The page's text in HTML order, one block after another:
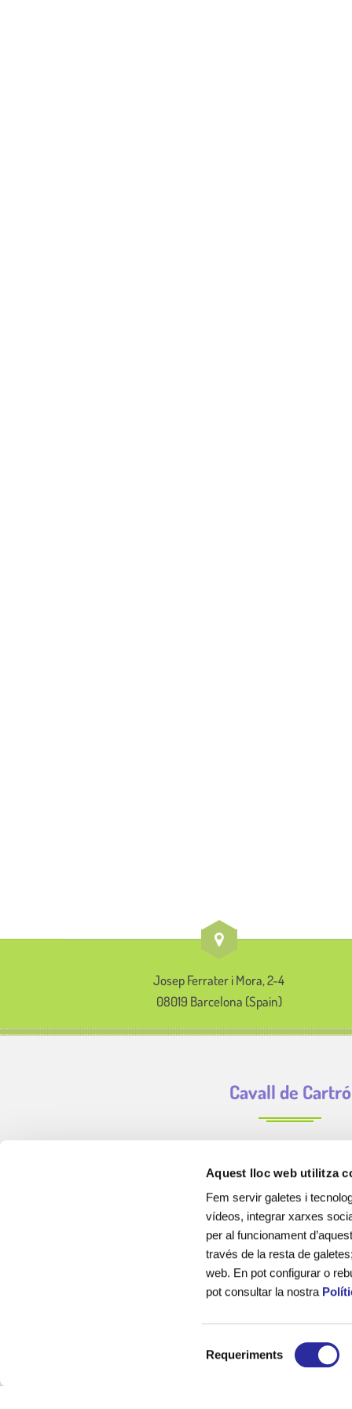
Aquest lloc web utilitza
Fem servir galetes i
vídeos, integrar xarxes
per al funcionament
través de la resta de
web. En pot configurar o
pot consultar la nostra
e
Requeriments
Josep Ferrater i Mora, 2-4
08019 Barcelona (Spain)
Cavall de Cartró
el seu desenvolupament educatiu,